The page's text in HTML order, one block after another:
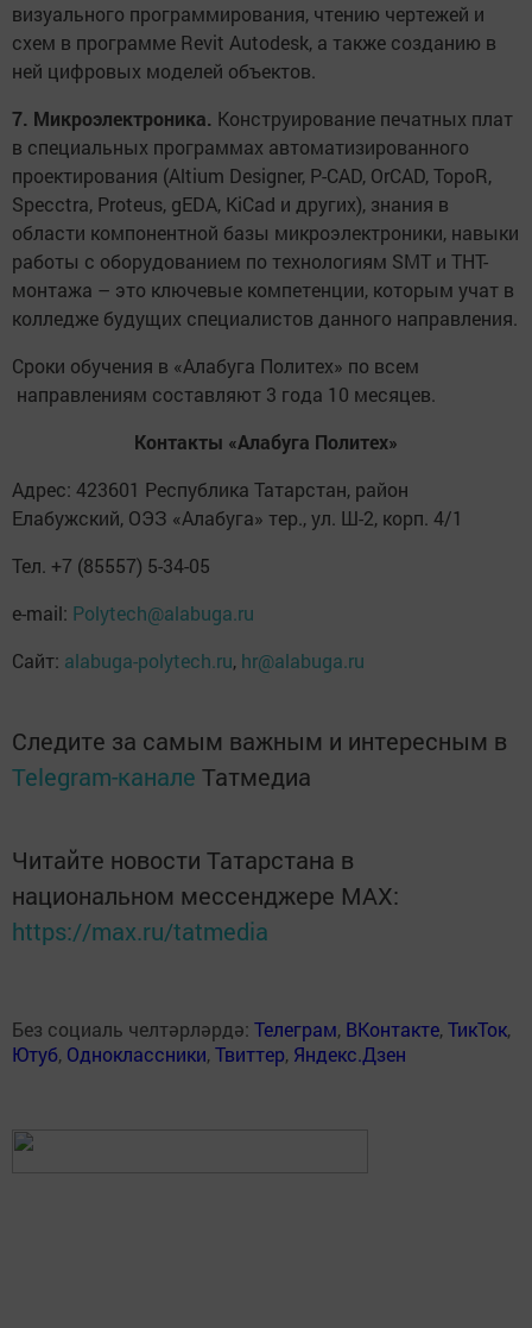
визуального программирования, чтению чертежей и
схем в программе Revit Autodesk, а также созданию в
ней цифровых моделей объектов.
7. Микроэлектроника. Конструирование печатных плат
в специальных программах автоматизированного
проектирования (Altium Designer, P-CAD, OrCAD, TopoR,
Specctra, Proteus, gEDA, KiCad и других), знания в
области компонентной базы микроэлектроники, навыки
работы с оборудованием по технологиям SMT и THT-
монтажа – это ключевые компетенции, которым учат в
колледже будущих специалистов данного направления.
Сроки обучения в «Алабуга Политех» по всем
направлениям составляют 3 года 10 месяцев.
Контакты «Алабуга Политех»
Адрес: 423601 Республика Татарстан, район
Елабужский, ОЭЗ «Алабуга» тер., ул. Ш-2, корп. 4/1
Тел. +7 (85557) 5-34-05
e-mail: Polytech@alabuga.ru
Сайт: alabuga-polytech.ru, hr@alabuga.ru
Следите за самым важным и интересным в
Telegram-канале Татмедиа
Читайте новости Татарстана в
национальном мессенджере MАХ:
https://max.ru/tatmedia
Без социаль челтәрләрдә: Телеграм, ВКонтакте,ТикТок,
Ютуб, Одноклассники,Твиттер, Яндекс.Дзен